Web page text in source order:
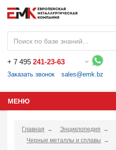
+ 7 495 241-23-63
Заказать звонок sales@emk.bz
МЕНЮ
Главная
Энциклопедия
Черные металлы и сплавы